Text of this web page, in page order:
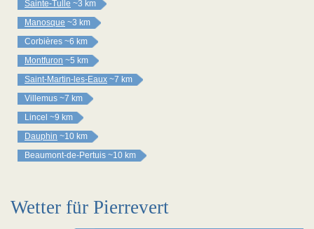
Sainte-Tulle ~3 km
Manosque ~3 km
Corbières ~6 km
Montfuron ~5 km
Saint-Martin-les-Eaux ~7 km
Villemus ~7 km
Lincel ~9 km
Dauphin ~10 km
Beaumont-de-Pertuis ~10 km
Wetter für Pierrevert